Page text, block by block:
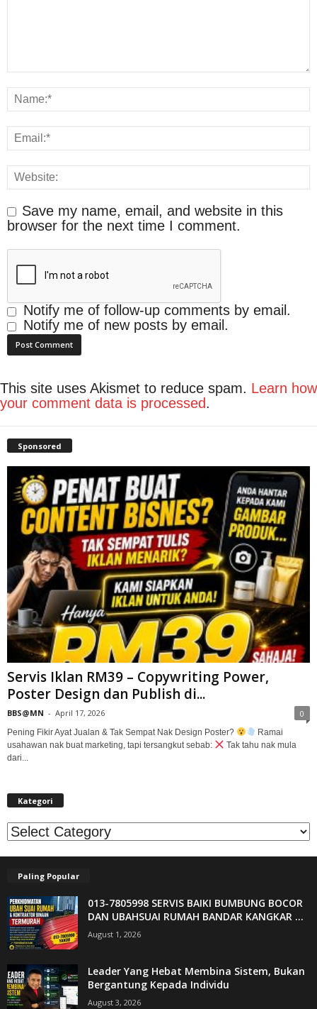
Save my name, email, and website in this
browser for the next time I comment.
Notify me of follow-up comments by email.
Notify me of new posts by email.
This site uses Akismet to reduce spam. Learn how
your comment data is processed.
Sponsored
Servis Iklan RM39 – Copywriting Power,
Poster Design dan Publish di...
BBS@MN - April 17, 2026 0
Pening Fikir Ayat Jualan & Tak Sempat Nak Design Poster?
Ramai
usahawan nak buat marketing, tapi tersangkut sebab:
Tak tahu nak mula
dari...
Kategori
Kategori
Paling Popular
013-7805998 SERVIS BAIKI BUMBUNG BOCOR
DAN UBAHSUAI RUMAH BANDAR KANGKAR ...
August 1, 2026
Leader Yang Hebat Membina Sistem, Bukan
Bergantung Kepada Individu
August 3, 2026